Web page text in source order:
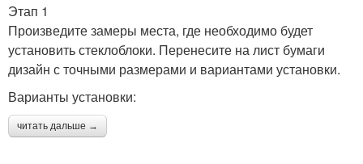
Этап 1
Произведите замеры места, где необходимо будет
установить стеклоблоки. Перенесите на лист бумаги
дизайн с точными размерами и вариантами установки.
Варианты установки:
читать дальше →